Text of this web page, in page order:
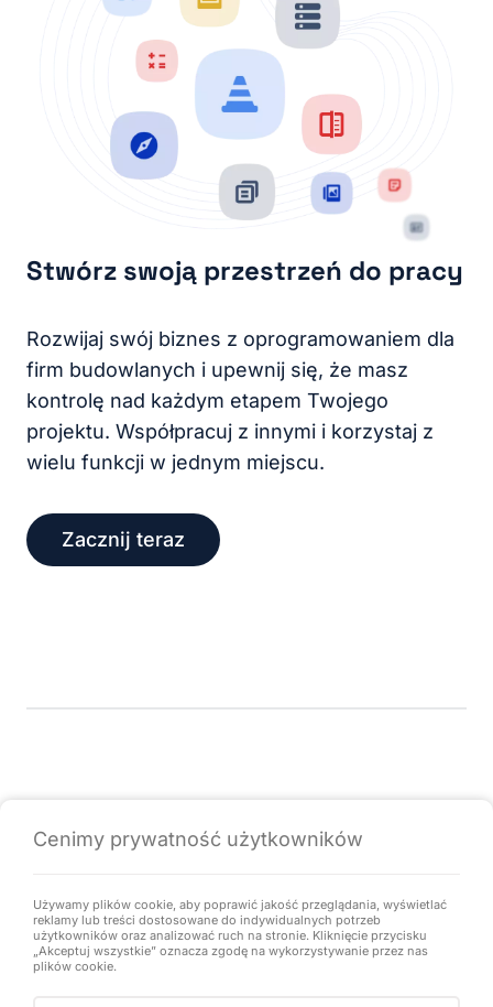
Stwórz swoją przestrzeń do pracy
Rozwijaj swój biznes z oprogramowaniem dla
firm budowlanych i upewnij się, że masz
kontrolę nad każdym etapem Twojego
projektu. Współpracuj z innymi i korzystaj z
wielu funkcji w jednym miejscu.
Zacznij teraz
Batieu to platforma danych i oprogramowanie do
zarządzania projektami budowlanymi. Stworzony w Polsce z
♥ dla najlepszych firm budowlanych.
Cenimy prywatność użytkowników
Używamy plików cookie, aby poprawić jakość przeglądania, wyświetlać
reklamy lub treści dostosowane do indywidualnych potrzeb
użytkowników oraz analizować ruch na stronie. Kliknięcie przycisku
„Akceptuj wszystkie” oznacza zgodę na wykorzystywanie przez nas
plików cookie.